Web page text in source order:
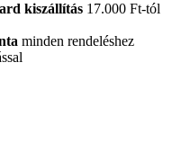
kiszállítás 17.000 Ft-tól
minden rendeléshez